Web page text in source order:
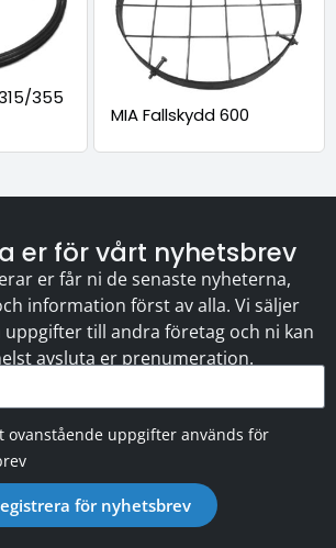
355
MIA Fallskydd 600
er för vårt nyhetsbrev
er får ni de senaste nyheterna,
information först av alla. Vi säljer
till andra företag och ni kan
avsluta er prenumeration.
ovanstående uppgifter används för
för nyhetsbrev